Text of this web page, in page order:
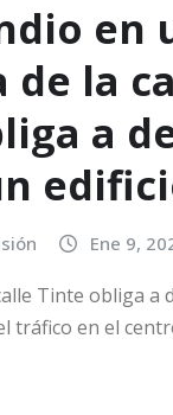
en
de la
a
Ene 9,
Tinte obliga a
tráfico en el